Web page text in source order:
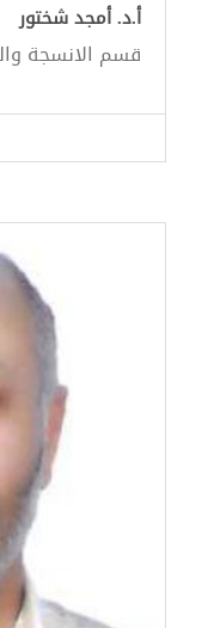
أ.د. أمجد شختور
قسم الانسجة